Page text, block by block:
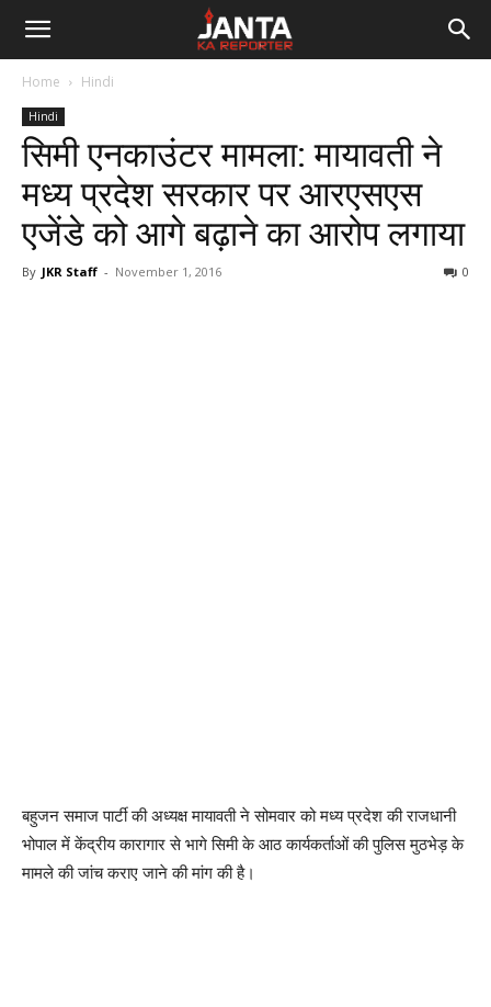
Janta
Reporter
Home Hindi
Hindi
सिमी एनकाउंटर मामला: मायावती ने
मध्य प्रदेश सरकार पर आरएसएस
एजेंडे को आगे बढ़ाने का आरोप लगाया
By JKR Staff - November 1, 2016 0
बहुजन समाज पार्टी की अध्यक्ष मायावती ने सोमवार को मध्य प्रदेश की राजधानी
भोपाल में केंद्रीय कारागार से भागे सिमी के आठ कार्यकर्ताओं की पुलिस मुठभेड़ के
मामले की जांच कराए जाने की मांग की है।